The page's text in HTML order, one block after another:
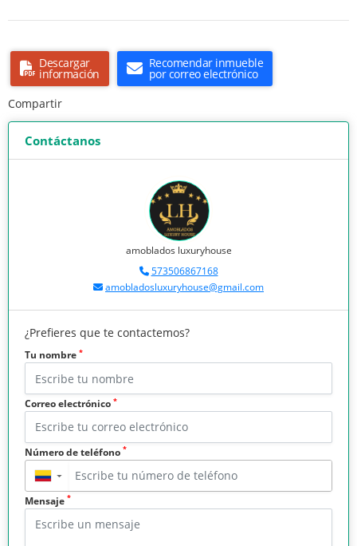
Descargar
información
Recomendar inmueble
por correo electrónico
Compartir
Contáctanos
amoblados luxuryhouse
573506867168
amobladosluxuryhouse@gmail.com
¿Prefieres que te contactemos?
Tu nombre *
Correo electrónico *
Número de teléfono *
▼
Mensaje *